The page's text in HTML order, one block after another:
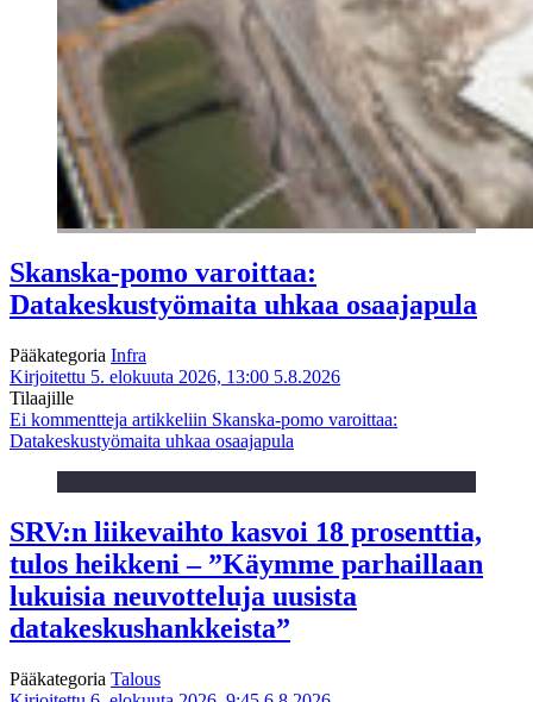
Skanska-pomo varoittaa:
Datakeskustyömaita uhkaa osaajapula
Pääkategoria Infra
Kirjoitettu 5. elokuuta 2026, 13:00 5.8.2026
Tilaajille
Ei kommentteja artikkeliin Skanska-pomo varoittaa:
Datakeskustyömaita uhkaa osaajapula
SRV:n liikevaihto kasvoi 18 prosenttia,
tulos heikkeni – ”Käymme parhaillaan
lukuisia neuvotteluja uusista
datakeskushankkeista”
Pääkategoria Talous